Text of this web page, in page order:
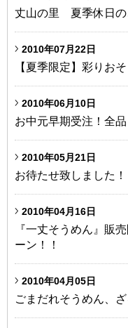
丈山の里 夏季休日の
2010年07月22日
【夏季限定】彩りお
2010年06月10日
お中元早期受注！全品
2010年05月21日
お待たせ致しました！
2010年04月16日
『一丈そうめん』販
ーン！！
2010年04月05日
ごまだれそうめん、